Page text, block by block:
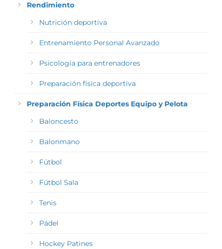
Rendimiento
Nutrición deportiva
Entrenamiento Personal Avanzado
Psicología para entrenadores
Preparación física deportiva
Preparación Física Deportes Equipo y Pelota
Baloncesto
Balonmano
Fútbol
Fútbol Sala
Tenis
Pádel
Hockey Patines